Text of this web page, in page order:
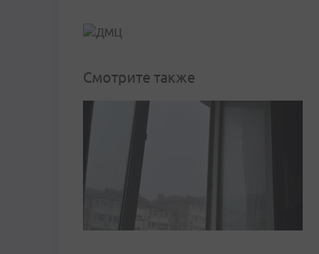
Смотрите также